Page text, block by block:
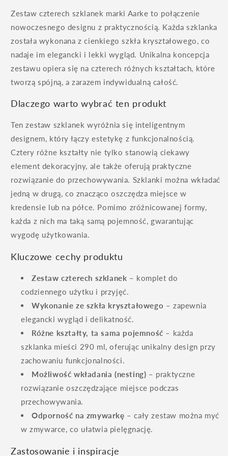
Zestaw czterech szklanek marki Aarke to połączenie
nowoczesnego designu z praktycznością. Każda szklanka
została wykonana z cienkiego szkła kryształowego, co
nadaje im elegancki i lekki wygląd. Unikalna koncepcja
zestawu opiera się na czterech różnych kształtach, które
tworzą spójną, a zarazem indywidualną całość.
Dlaczego warto wybrać ten produkt
Ten zestaw szklanek wyróżnia się inteligentnym
designem, który łączy estetykę z funkcjonalnością.
Cztery różne kształty nie tylko stanowią ciekawy
element dekoracyjny, ale także oferują praktyczne
rozwiązanie do przechowywania. Szklanki można wkładać
jedną w drugą, co znacząco oszczędza miejsce w
kredensie lub na półce. Pomimo zróżnicowanej formy,
każda z nich ma taką samą pojemność, gwarantując
wygodę użytkowania.
Kluczowe cechy produktu
Zestaw czterech szklanek – komplet do
codziennego użytku i przyjęć.
Wykonanie ze szkła kryształowego – zapewnia
elegancki wygląd i delikatność.
Różne kształty, ta sama pojemność – każda
szklanka mieści 290 ml, oferując unikalny design przy
zachowaniu funkcjonalności.
Możliwość wkładania (nesting) – praktyczne
rozwiązanie oszczędzające miejsce podczas
przechowywania.
Odporność na zmywarkę – cały zestaw można myć
w zmywarce, co ułatwia pielęgnację.
Zastosowanie i inspiracje